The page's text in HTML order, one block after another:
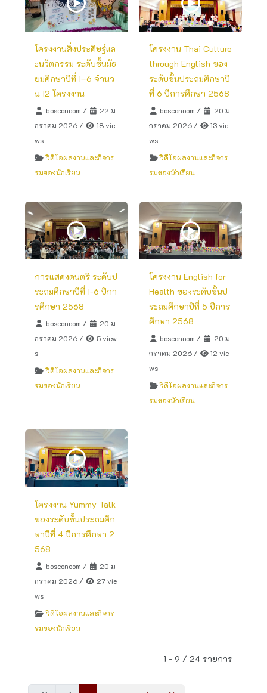
โครงงานสิ่งประดิษฐ์แล
ะนวัตกรรม ระดับชั้นมัธ
ยมศึกษาปีที่ 1–6 จำนว
น 12 โครงงาน
bosconoom /
22 ม
กราคม 2026/
18 vie
ws
วิดีโอผลงานและกิจกร
รมของนักเรียน
โครงงาน Thai Culture
through English ของ
ระดับชั้นประถมศึกษาปี
ที่ 6 ปีการศึกษา 2568
bosconoom /
20 ม
กราคม 2026/
13 vie
ws
วิดีโอผลงานและกิจกร
รมของนักเรียน
การแสดงดนตรี ระดับป
ระถมศึกษาปีที่ 1-6 ปีกา
รศึกษา 2568
bosconoom /
20 ม
กราคม 2026 /
5 view
s
วิดีโอผลงานและกิจกร
รมของนักเรียน
โครงงาน English for
Health ของระดับชั้นป
ระถมศึกษาปีที่ 5 ปีการ
ศึกษา 2568
bosconoom /
20 ม
กราคม 2026/
12 vie
ws
วิดีโอผลงานและกิจกร
รมของนักเรียน
โครงงาน Yummy Talk
ของระดับชั้นประถมศึก
ษาปีที่ 4 ปีการศึกษา 2
568
bosconoom /
20 ม
กราคม 2026 /
27 vie
ws
วิดีโอผลงานและกิจกร
รมของนักเรียน
1 - 9 / 24 รายการ